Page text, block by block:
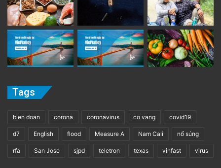
Tags
bien doan corona coronavirus co vang covid19
d7 English flood Measure A Nam Cali nổ súng
rfa San Jose sjpd teletron texas vinfast virus